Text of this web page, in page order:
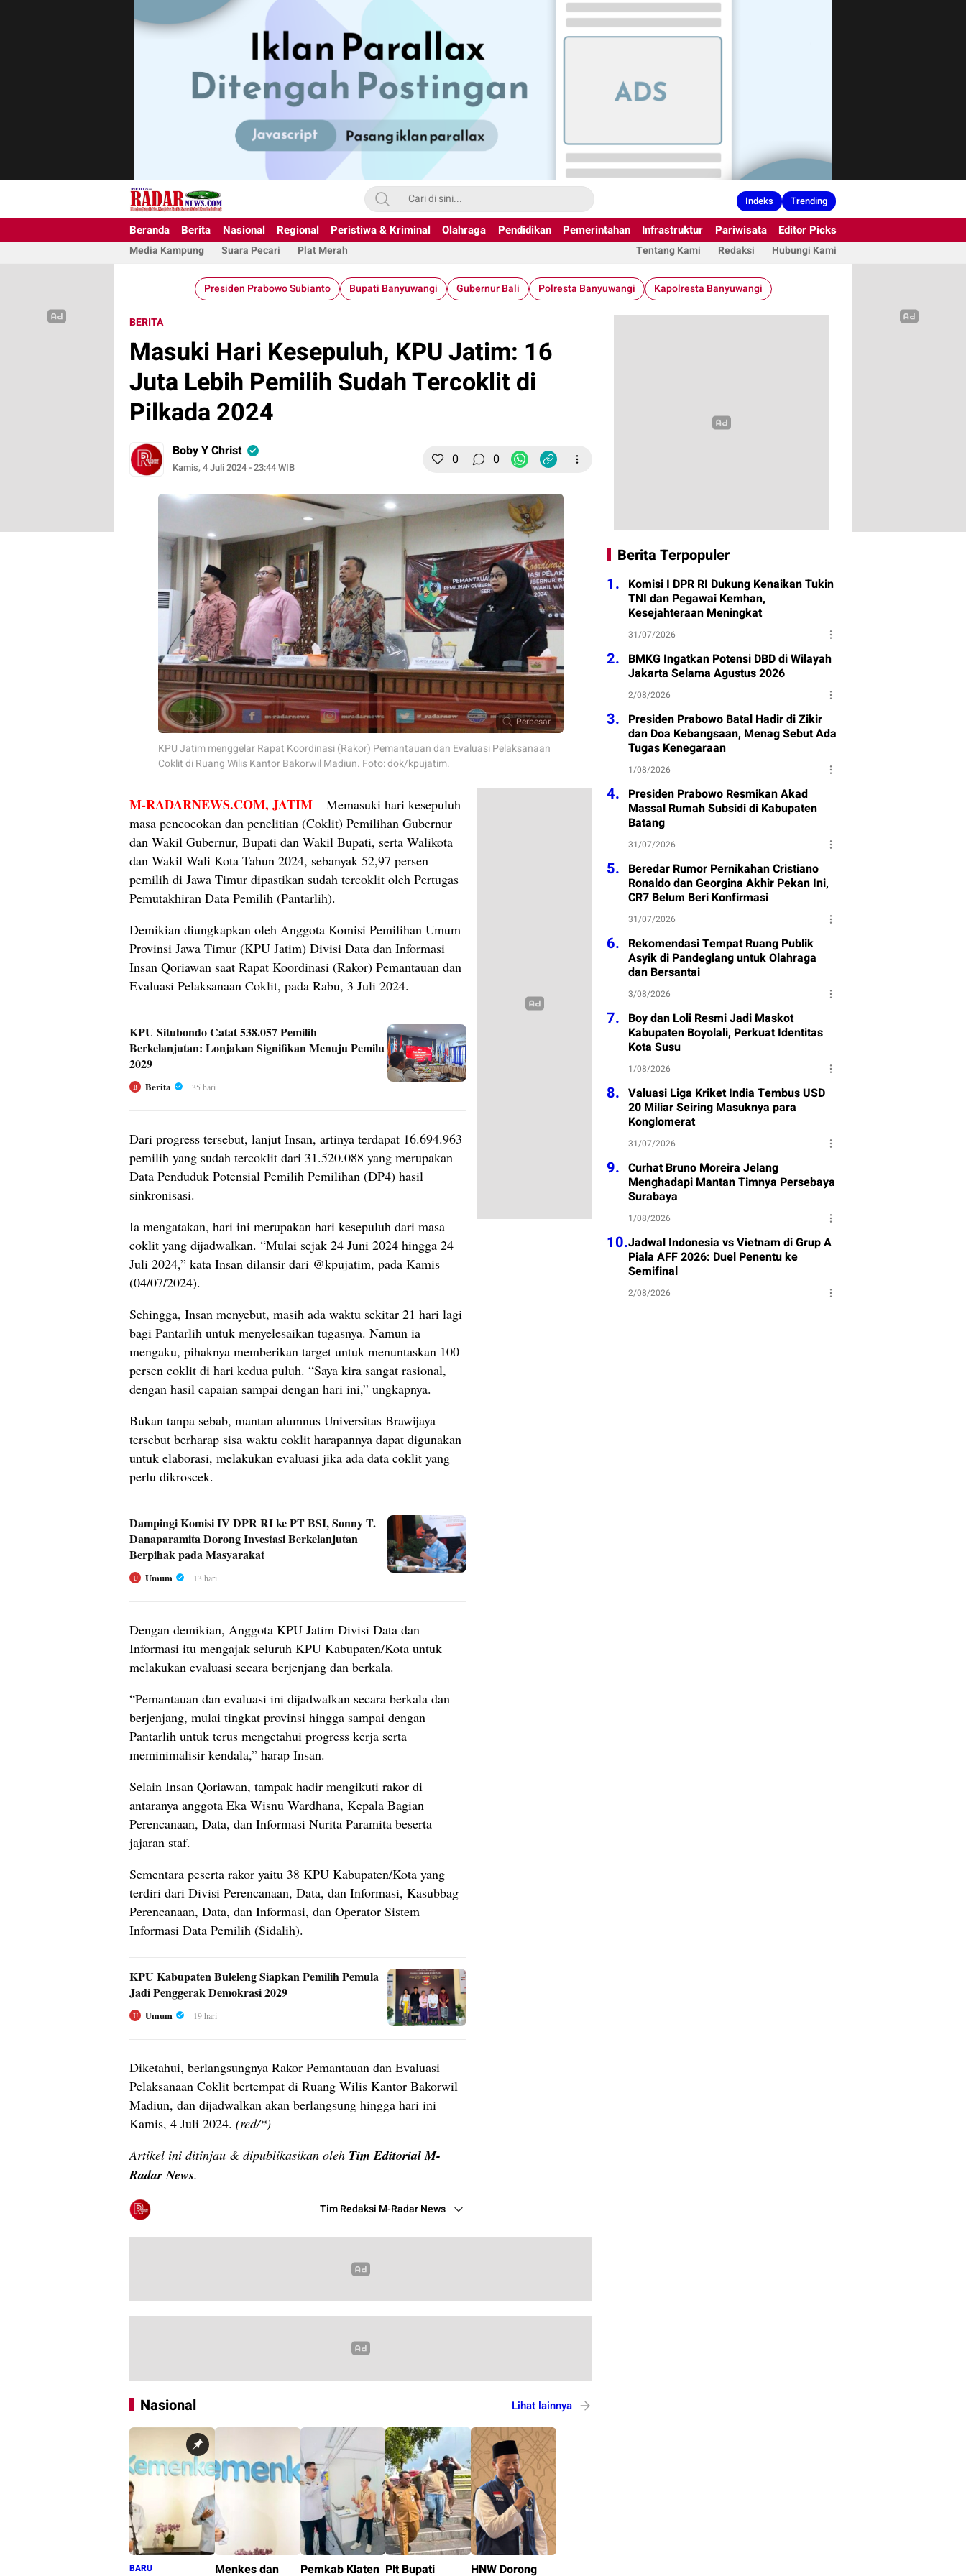
Indeks Trending
Beranda Berita Nasional Regional Peristiwa & Kriminal Olahraga Pendidikan Pemerintahan Infrastruktur Pariwisata Editor Picks
Media Kampung Suara Pecari Plat Merah Tentang Kami Redaksi Hubungi Kami
Presiden Prabowo Subianto Bupati Banyuwangi Gubernur Bali Polresta Banyuwangi Kapolresta Banyuwangi
BERITA
Masuki Hari Kesepuluh, KPU Jatim: 16
Juta Lebih Pemilih Sudah Tercoklit di
Pilkada 2024
Boby Y Christ
Kamis, 4 Juli 2024 - 23:44 WIB 0 0
Perbesar
KPU Jatim menggelar Rapat Koordinasi (Rakor) Pemantauan dan Evaluasi Pelaksanaan
Coklit di Ruang Wilis Kantor Bakorwil Madiun. Foto: dok/kpujatim.
M-RADARNEWS.COM, JATIM – Memasuki hari kesepuluh
masa pencocokan dan penelitian (Coklit) Pemilihan Gubernur
dan Wakil Gubernur, Bupati dan Wakil Bupati, serta Walikota
dan Wakil Wali Kota Tahun 2024, sebanyak 52,97 persen
pemilih di Jawa Timur dipastikan sudah tercoklit oleh Pertugas
Pemutakhiran Data Pemilih (Pantarlih).
Demikian diungkapkan oleh Anggota Komisi Pemilihan Umum
Provinsi Jawa Timur (KPU Jatim) Divisi Data dan Informasi
Insan Qoriawan saat Rapat Koordinasi (Rakor) Pemantauan dan
Evaluasi Pelaksanaan Coklit, pada Rabu, 3 Juli 2024.
KPU Situbondo Catat 538.057 Pemilih
Berkelanjutan: Lonjakan Signifikan Menuju Pemilu
2029
B Berita 35 hari
Dari progress tersebut, lanjut Insan, artinya terdapat 16.694.963
pemilih yang sudah tercoklit dari 31.520.088 yang merupakan
Data Penduduk Potensial Pemilih Pemilihan (DP4) hasil
sinkronisasi.
Ia mengatakan, hari ini merupakan hari kesepuluh dari masa
coklit yang dijadwalkan. “Mulai sejak 24 Juni 2024 hingga 24
Juli 2024,” kata Insan dilansir dari @kpujatim, pada Kamis
(04/07/2024).
Sehingga, Insan menyebut, masih ada waktu sekitar 21 hari lagi
bagi Pantarlih untuk menyelesaikan tugasnya. Namun ia
mengaku, pihaknya memberikan target untuk menuntaskan 100
persen coklit di hari kedua puluh. “Saya kira sangat rasional,
dengan hasil capaian sampai dengan hari ini,” ungkapnya.
Bukan tanpa sebab, mantan alumnus Universitas Brawijaya
tersebut berharap sisa waktu coklit harapannya dapat digunakan
untuk elaborasi, melakukan evaluasi jika ada data coklit yang
perlu dikroscek.
Dampingi Komisi IV DPR RI ke PT BSI, Sonny T.
Danaparamita Dorong Investasi Berkelanjutan
Berpihak pada Masyarakat
U Umum 13 hari
Dengan demikian, Anggota KPU Jatim Divisi Data dan
Informasi itu mengajak seluruh KPU Kabupaten/Kota untuk
melakukan evaluasi secara berjenjang dan berkala.
“Pemantauan dan evaluasi ini dijadwalkan secara berkala dan
berjenjang, mulai tingkat provinsi hingga sampai dengan
Pantarlih untuk terus mengetahui progress kerja serta
meminimalisir kendala,” harap Insan.
Selain Insan Qoriawan, tampak hadir mengikuti rakor di
antaranya anggota Eka Wisnu Wardhana, Kepala Bagian
Perencanaan, Data, dan Informasi Nurita Paramita beserta
jajaran staf.
Sementara peserta rakor yaitu 38 KPU Kabupaten/Kota yang
terdiri dari Divisi Perencanaan, Data, dan Informasi, Kasubbag
Perencanaan, Data, dan Informasi, dan Operator Sistem
Informasi Data Pemilih (Sidalih).
KPU Kabupaten Buleleng Siapkan Pemilih Pemula
Jadi Penggerak Demokrasi 2029
U Umum 19 hari
Diketahui, berlangsungnya Rakor Pemantauan dan Evaluasi
Pelaksanaan Coklit bertempat di Ruang Wilis Kantor Bakorwil
Madiun, dan dijadwalkan akan berlangsung hingga hari ini
Kamis, 4 Juli 2024. (red/*)
Artikel ini ditinjau & dipublikasikan oleh Tim Editorial M-
Radar News.
Tim Redaksi M-Radar News
Nasional Lihat lainnya
BARU
Menkes dan
Pemkab Klaten Plt Bupati
HNW Dorong
Berita Terpopuler
1. Komisi I DPR RI Dukung Kenaikan Tukin
TNI dan Pegawai Kemhan,
Kesejahteraan Meningkat
31/07/2026
2. BMKG Ingatkan Potensi DBD di Wilayah
Jakarta Selama Agustus 2026
2/08/2026
3. Presiden Prabowo Batal Hadir di Zikir
dan Doa Kebangsaan, Menag Sebut Ada
Tugas Kenegaraan
1/08/2026
4. Presiden Prabowo Resmikan Akad
Massal Rumah Subsidi di Kabupaten
Batang
31/07/2026
5. Beredar Rumor Pernikahan Cristiano
Ronaldo dan Georgina Akhir Pekan Ini,
CR7 Belum Beri Konfirmasi
31/07/2026
6. Rekomendasi Tempat Ruang Publik
Asyik di Pandeglang untuk Olahraga
dan Bersantai
3/08/2026
7. Boy dan Loli Resmi Jadi Maskot
Kabupaten Boyolali, Perkuat Identitas
Kota Susu
1/08/2026
8. Valuasi Liga Kriket India Tembus USD
20 Miliar Seiring Masuknya para
Konglomerat
31/07/2026
9. Curhat Bruno Moreira Jelang
Menghadapi Mantan Timnya Persebaya
Surabaya
1/08/2026
10.Jadwal Indonesia vs Vietnam di Grup A
Piala AFF 2026: Duel Penentu ke
Semifinal
2/08/2026